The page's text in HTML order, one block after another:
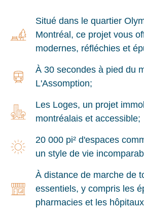
Situé dans le quartier
Montréal, ce projet vous
modernes, réfléchies et
À 30 secondes à pied du
L'Assomption;
Les Loges, un projet
montréalais et accessible;
20 000 pi² d'espaces
un style de vie
À distance de marche de
essentiels, y compris les
pharmacies et les